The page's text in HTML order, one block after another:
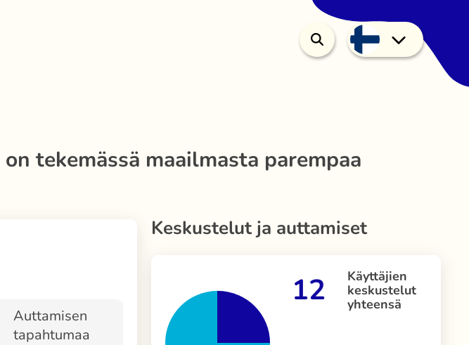
on tekemässä maailmasta parempaa
Auttamisen
tapahtumaa
Keskustelut ja auttamiset
12
Käyttäjien
keskustelut
yhteensä